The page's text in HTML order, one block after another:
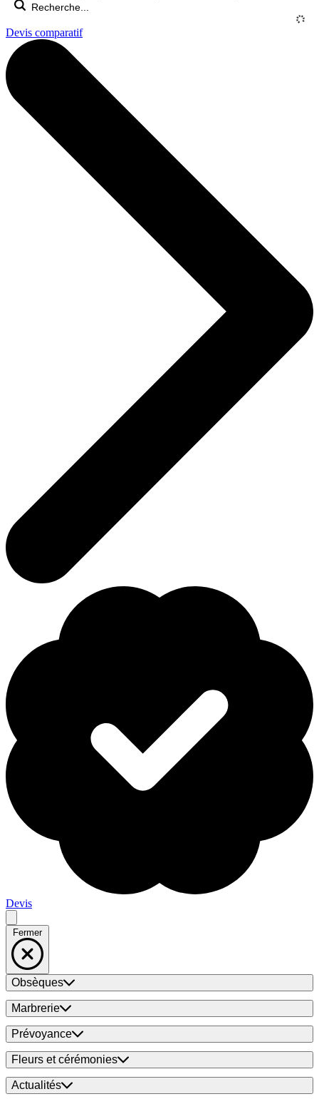
Devis comparatif
Devis
Fermer
Obsèques
Marbrerie
Prévoyance
Fleurs et cérémonies
Actualités